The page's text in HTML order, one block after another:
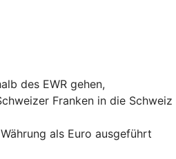
des EWR gehen,
Franken in die Schweiz
als Euro ausgeführt